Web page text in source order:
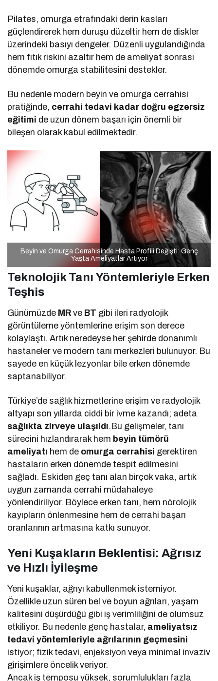
Pilates, omurga etrafındaki derin kasları
güçlendirerek hem duruşu düzeltir hem de diskler
üzerindeki basıyı dengeler. Düzenli uygulandığında
hem fıtık riskini azaltır hem de ameliyat sonrası
dönemde omurga stabilitesini destekler.
Bu nedenle modern beyin ve omurga cerrahisi
pratiğinde, cerrahi tedavi kadar doğru egzersiz
eğitimi de uzun dönem başarı için önemli bir
bileşen olarak kabul edilmektedir.
Beyin ve Omurga Cerrahisinde Hasta Profili Değişti: Genç
Yaşta Ameliyatlar Artıyor
Teknolojik Tanı Yöntemleriyle Erken
Teşhis
Günümüzde MR ve BT gibi ileri radyolojik
görüntüleme yöntemlerine erişim son derece
kolaylaştı. Artık neredeyse her şehirde donanımlı
hastaneler ve modern tanı merkezleri bulunuyor. Bu
sayede en küçük lezyonlar bile erken dönemde
saptanabiliyor.
Türkiye’de sağlık hizmetlerine erişim ve radyolojik
altyapı son yıllarda ciddi bir ivme kazandı; adeta
sağlıkta zirveye ulaşıldı.Bu gelişmeler, tanı
sürecini hızlandırarak hem beyin tümörü
ameliyatı hem de omurga cerrahisi gerektiren
hastaların erken dönemde tespit edilmesini
sağladı. Eskiden geç tanı alan birçok vaka, artık
uygun zamanda cerrahi müdahaleye
yönlendiriliyor. Böylece erken tanı, hem nörolojik
kayıpların önlenmesine hem de cerrahi başarı
oranlarının artmasına katkı sunuyor.
Yeni Kuşakların Beklentisi: Ağrısız
ve Hızlı İyileşme
Yeni kuşaklar, ağrıyı kabullenmek istemiyor.
Özellikle uzun süren bel ve boyun ağrıları, yaşam
kalitesini düşürdüğü gibi iş verimliliğini de olumsuz
etkiliyor. Bu nedenle genç hastalar, ameliyatsız
tedavi yöntemleriyle ağrılarının geçmesini
istiyor; fizik tedavi, enjeksiyon veya minimal invaziv
girişimlere öncelik veriyor.
Ancak iş temposu yüksek, sorumlulukları fazla